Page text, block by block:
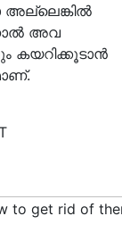
അവ
കയറിക്കൂടാൻ